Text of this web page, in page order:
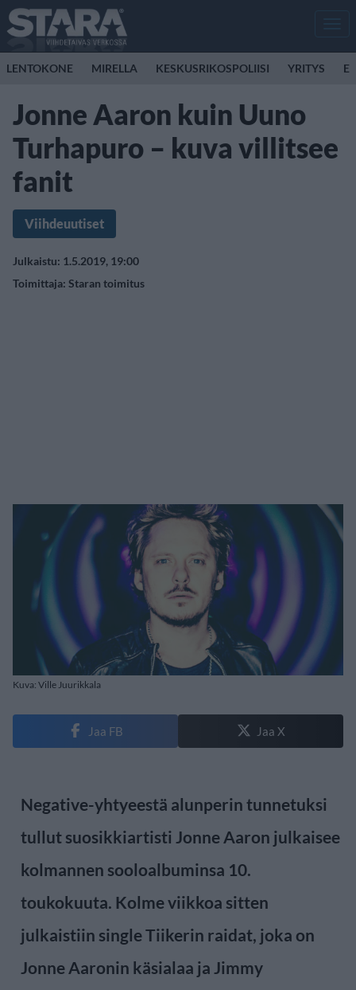
LENTOKONE MIRELLA KESKUSRIKOSPOLIISI YRITYS
Jonne Aaron kuin Uuno
Turhapuro – kuva villitsee
fanit
Viihdeuutiset
Julkaistu: 1.5.2019, 19:00
Toimittaja: Staran toimitus
Kuva: Ville Juurikkala
Jaa FB Jaa X
Negative-yhtyeestä alunperin tunnetuksi
tullut suosikkiartisti Jonne Aaron julkaisee
kolmannen sooloalbuminsa 10.
toukokuuta. Kolme viikkoa sitten
julkaistiin single Tiikerin raidat, joka on
Jonne Aaronin käsialaa ja Jimmy